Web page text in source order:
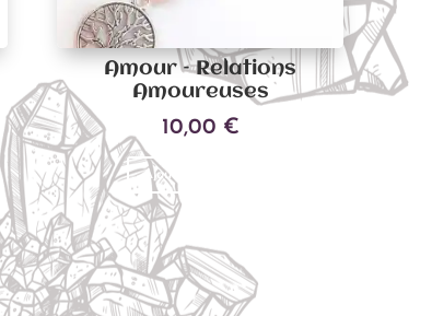
Amour – Relations
Amoureuses
10,00 €
Ajouter au panier